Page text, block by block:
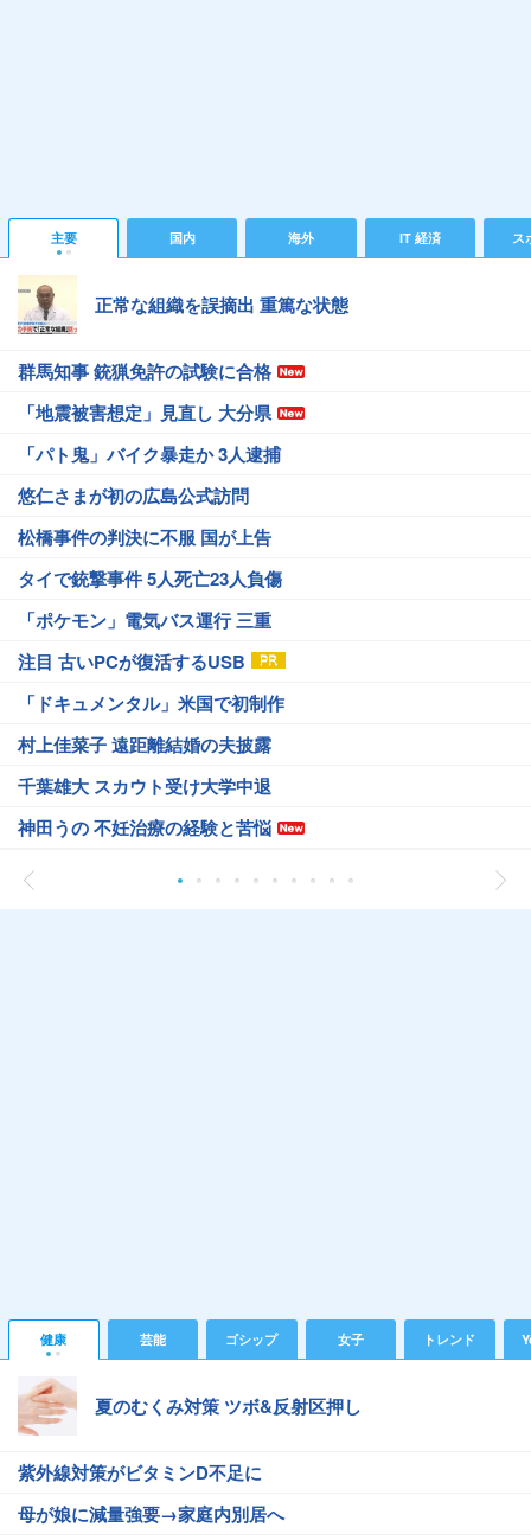
主要 国内 海外 IT 経済 ス
正常な組織を誤摘出 重篤な状態
群馬知事 銃猟免許の試験に合格
「地震被害想定」見直し 大分県
「パト鬼」バイク暴走か 3人逮捕
悠仁さまが初の広島公式訪問
松橋事件の判決に不服 国が上告
タイで銃撃事件 5人死亡23人負傷
「ポケモン」電気バス運行 三重
注目 古いPCが復活するUSB
「ドキュメンタル」米国で初制作
村上佳菜子 遠距離結婚の夫披露
千葉雄大 スカウト受け大学中退
神田うの 不妊治療の経験と苦悩
健康 芸能 ゴシップ 女子 トレンド
夏のむくみ対策 ツボ&反射区押し
紫外線対策がビタミンD不足に
母が娘に減量強要→家庭内別居へ